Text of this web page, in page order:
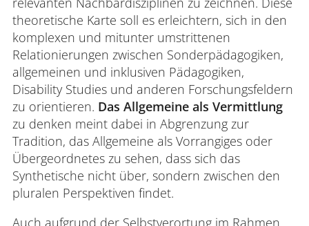
theoretische Karte soll es erleichtern, sich in den
komplexen und mitunter umstrittenen
Relationierungen zwischen Sonderpädagogiken,
allgemeinen und inklusiven Pädagogiken,
Disability Studies und anderen Forschungsfeldern
zu orientieren. Das Allgemeine als Vermittlung
zu denken meint dabei in Abgrenzung zur
Tradition, das Allgemeine als Vorrangiges oder
Übergeordnetes zu sehen, dass sich das
Synthetische nicht über, sondern zwischen den
pluralen Perspektiven findet.
Auch aufgrund der Selbstverortung im Rahmen